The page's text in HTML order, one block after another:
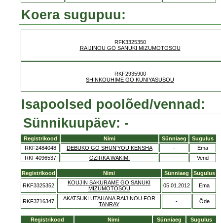
Koera sugupuu:
RFK3325350
RAIJINOU GO SANUKI MIZUMOTOSOU
RKF2935900
SHINKOUHIME GO KUNIYASUSOU
Isapoolsed poolõed/vennad:
Sünnikuupäev: -
Registrikood Nimi Sünniaeg
Sugulus
RKF2484048
DEBUKO GO SHUN'YOU KENSHA -
Ema
RKF4096537
OZIRKA WAKIMI - Vend
Registrikood Nimi Sünniaeg Sugulus
RKF3325352
KOUJIN SAKURAME GO SANUKI
MIZUMOTOSOU
05.01.2012 Ema
RKF3716347
AKATSUKI UTAHANA RAIJINOU FOR
TANRAY
- Õde
Registrikood Nimi Sünniaeg
Sugulus